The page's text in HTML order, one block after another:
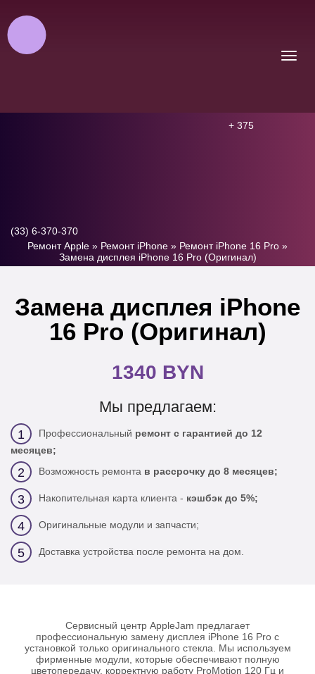
+ 375
(33) 6-370-370
Ремонт Apple » Ремонт iPhone » Ремонт iPhone 16 Pro »
Замена дисплея iPhone 16 Pro (Оригинал)
Замена дисплея iPhone
16 Pro (Оригинал)
1340 BYN
Мы предлагаем:
1 Профессиональный ремонт с гарантией до 12
месяцев;
2 Возможность ремонта в рассрочку до 8 месяцев;
3 Накопительная карта клиента - кэшбэк до 5%;
4 Оригинальные модули и запчасти;
5 Доставка устройства после ремонта на дом.
Сервисный центр AppleJam предлагает
профессиональную замену дисплея iPhone 16 Pro с
установкой только оригинального стекла. Мы используем
фирменные модули, которые обеспечивают полную
цветопередачу, корректную работу ProMotion 120 Гц и